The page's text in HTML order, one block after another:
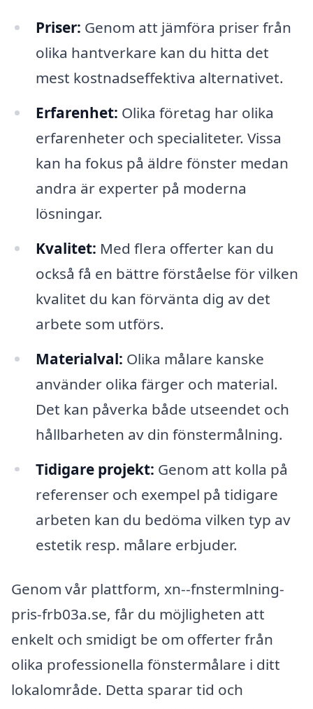
Priser: Genom att jämföra priser från
olika hantverkare kan du hitta det
mest kostnadseffektiva alternativet.
Erfarenhet: Olika företag har olika
erfarenheter och specialiteter. Vissa
kan ha fokus på äldre fönster medan
andra är experter på moderna
lösningar.
Kvalitet: Med flera offerter kan du
också få en bättre förståelse för vilken
kvalitet du kan förvänta dig av det
arbete som utförs.
Materialval: Olika målare kanske
använder olika färger och material.
Det kan påverka både utseendet och
hållbarheten av din fönstermålning.
Tidigare projekt: Genom att kolla på
referenser och exempel på tidigare
arbeten kan du bedöma vilken typ av
estetik resp. målare erbjuder.
Genom vår plattform, xn--fnstermlning-
pris-frb03a.se, får du möjligheten att
enkelt och smidigt be om offerter från
olika professionella fönstermålare i ditt
lokalområde. Detta sparar tid och